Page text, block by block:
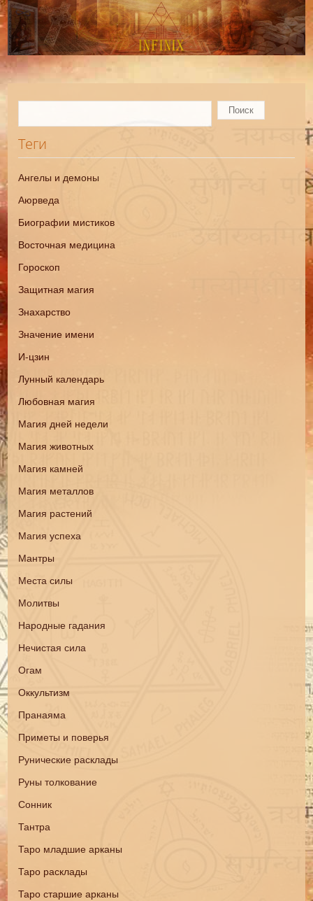
Теги
Ангелы и демоны
Аюрведа
Биографии мистиков
Восточная медицина
Гороскоп
Защитная магия
Знахарство
Значение имени
И-цзин
Лунный календарь
Любовная магия
Магия дней недели
Магия животных
Магия камней
Магия металлов
Магия растений
Магия успеха
Мантры
Места силы
Молитвы
Народные гадания
Нечистая сила
Огам
Оккультизм
Пранаяма
Приметы и поверья
Рунические расклады
Руны толкование
Сонник
Тантра
Таро младшие арканы
Таро расклады
Таро старшие арканы